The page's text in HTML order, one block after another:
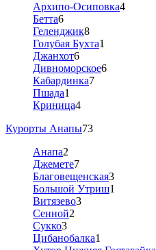
Архипо-Осиповка4
Бетта6
Геленджик8
Голубая Бухта1
Джанхот6
Дивноморское6
Кабардинка7
Пшада1
Криница4
Курорты Анапы73
Анапа2
Джемете7
Благовещенская3
Большой Утриш1
Витязево3
Сенной2
Сукко3
Цибанобалка1